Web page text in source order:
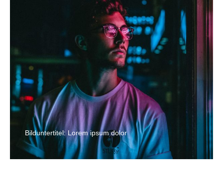
Bilduntertitel: Lorem ipsum dolor